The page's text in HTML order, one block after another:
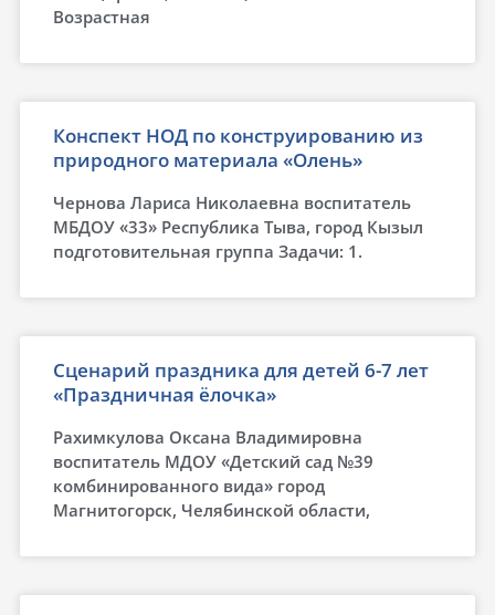
Возрастная
Конспект НОД по конструированию из
природного материала «Олень»
Чернова Лариса Николаевна воспитатель
МБДОУ «33» Республика Тыва, город Кызыл
подготовительная группа Задачи: 1.
Сценарий праздника для детей 6-7 лет
«Праздничная ёлочка»
Рахимкулова Оксана Владимировна
воспитатель МДОУ «Детский сад №39
комбинированного вида» город
Магнитогорск, Челябинской области,